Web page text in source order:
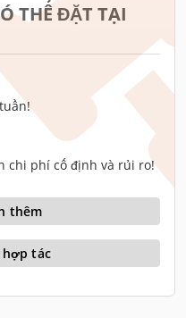
THỂ ĐẶT TẠI
chi phí cố định và rủi ro!
thêm
hợp tác